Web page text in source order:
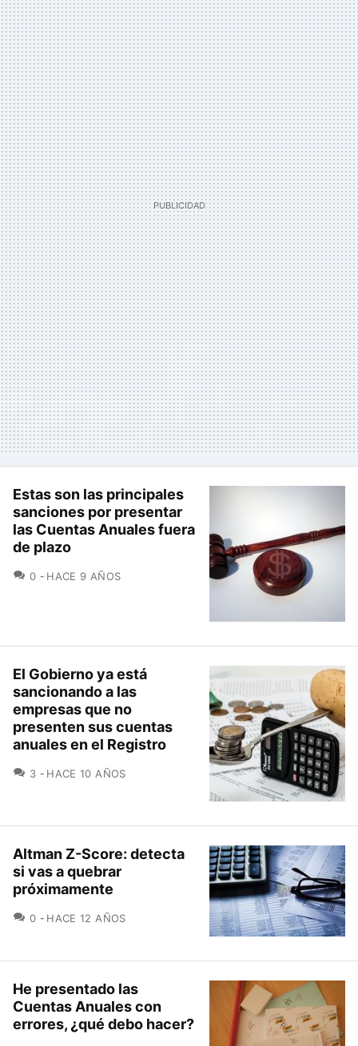
Estas son las principales
sanciones por presentar
las Cuentas Anuales fuera
de plazo
0 COMENTARIOS
HACE 9 AÑOS
El Gobierno ya está
sancionando a las
empresas que no
presenten sus cuentas
anuales en el Registro
3 COMENTARIOS
HACE 10 AÑOS
Altman Z-Score: detecta
si vas a quebrar
próximamente
0 COMENTARIOS
HACE 12 AÑOS
He presentado las
Cuentas Anuales con
errores, ¿qué debo hacer?